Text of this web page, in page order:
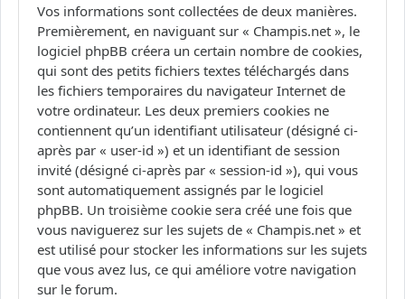
Vos informations sont collectées de deux manières.
Premièrement, en naviguant sur « Champis.net », le
logiciel phpBB créera un certain nombre de cookies,
qui sont des petits fichiers textes téléchargés dans
les fichiers temporaires du navigateur Internet de
votre ordinateur. Les deux premiers cookies ne
contiennent qu’un identifiant utilisateur (désigné ci-
après par « user-id ») et un identifiant de session
invité (désigné ci-après par « session-id »), qui vous
sont automatiquement assignés par le logiciel
phpBB. Un troisième cookie sera créé une fois que
vous naviguerez sur les sujets de « Champis.net » et
est utilisé pour stocker les informations sur les sujets
que vous avez lus, ce qui améliore votre navigation
sur le forum.